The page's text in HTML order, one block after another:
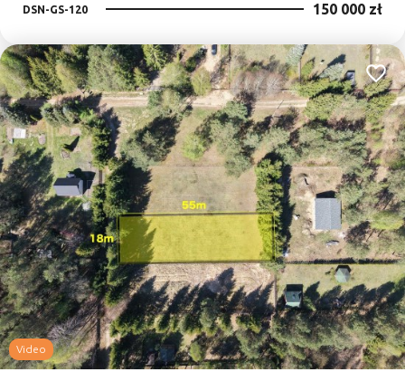
DSN-GS-120 150 000 zł
Video